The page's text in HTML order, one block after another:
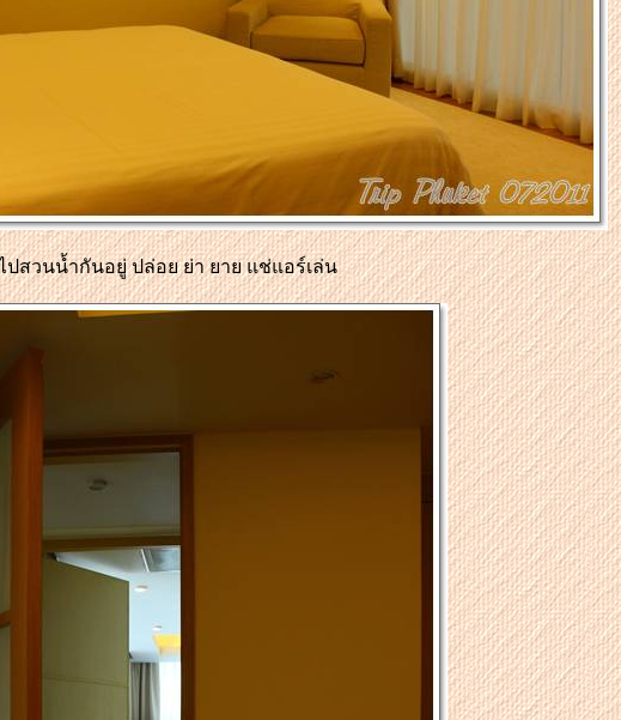
สวนน้ำกันอยู่ ปล่อย ย่า ยาย แชอร์เล่น